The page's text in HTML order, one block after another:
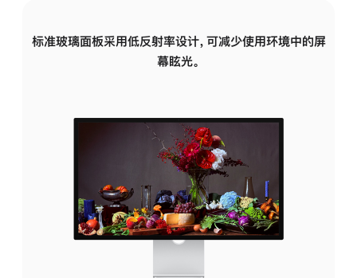
标准玻璃面板采用低反射率设计，可减少使用环境中的屏
幕眩光。